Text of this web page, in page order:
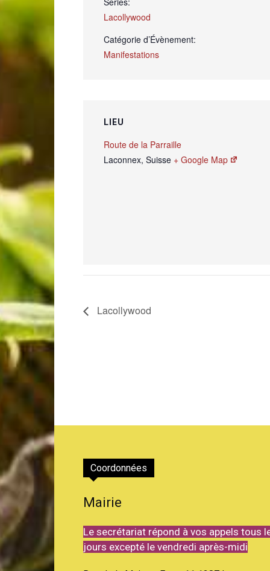
Lacollywood
Catégorie d’Évènement:
Manifestations
LIEU
Route de la Parraille
Laconnex, Suisse + Google Map
Lacollywood
Coordonnées
Mairie
Le secrétariat répond à vos appels tous
jours excepté le vendredi après-midi